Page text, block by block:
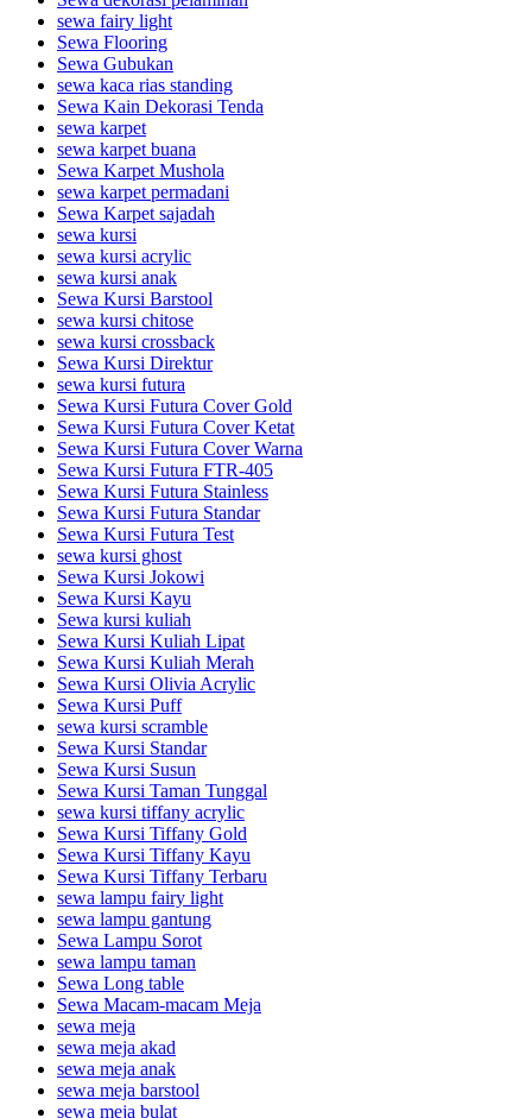
sewa fairy light
Sewa Flooring
Sewa Gubukan
sewa kaca rias standing
Sewa Kain Dekorasi Tenda
sewa karpet
sewa karpet buana
Sewa Karpet Mushola
sewa karpet permadani
Sewa Karpet sajadah
sewa kursi
sewa kursi acrylic
sewa kursi anak
Sewa Kursi Barstool
sewa kursi chitose
sewa kursi crossback
Sewa Kursi Direktur
sewa kursi futura
Sewa Kursi Futura Cover Gold
Sewa Kursi Futura Cover Ketat
Sewa Kursi Futura Cover Warna
Sewa Kursi Futura FTR-405
Sewa Kursi Futura Stainless
Sewa Kursi Futura Standar
Sewa Kursi Futura Test
sewa kursi ghost
Sewa Kursi Jokowi
Sewa Kursi Kayu
Sewa kursi kuliah
Sewa Kursi Kuliah Lipat
Sewa Kursi Kuliah Merah
Sewa Kursi Olivia Acrylic
Sewa Kursi Puff
sewa kursi scramble
Sewa Kursi Standar
Sewa Kursi Susun
Sewa Kursi Taman Tunggal
sewa kursi tiffany acrylic
Sewa Kursi Tiffany Gold
Sewa Kursi Tiffany Kayu
Sewa Kursi Tiffany Terbaru
sewa lampu fairy light
sewa lampu gantung
Sewa Lampu Sorot
sewa lampu taman
Sewa Long table
Sewa Macam-macam Meja
sewa meja
sewa meja akad
sewa meja anak
sewa meja barstool
sewa meja bulat